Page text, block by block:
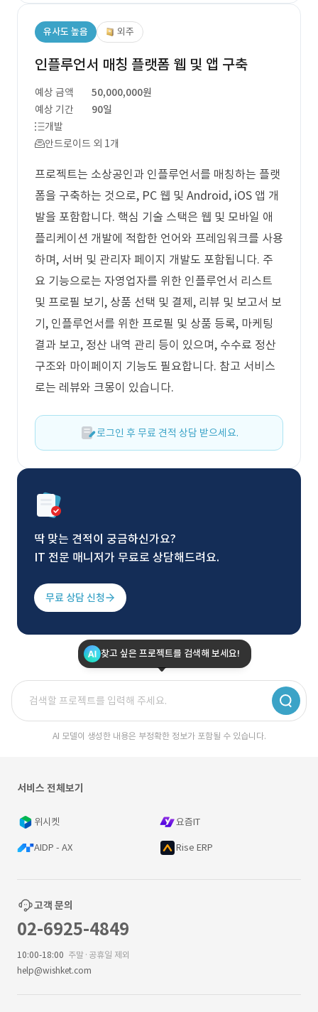
유사도 높음 외주
인플루언서 매칭 플랫폼 웹 및 앱 구축
예상 금액
50,000,000원
예상 기간
90일
개발
안드로이드 외 1개
프로젝트는 소상공인과 인플루언서를 매칭하는 플랫
폼을 구축하는 것으로, PC 웹 및 Android, iOS 앱 개
발을 포함합니다. 핵심 기술 스택은 웹 및 모바일 애
플리케이션 개발에 적합한 언어와 프레임워크를 사용
하며, 서버 및 관리자 페이지 개발도 포함됩니다. 주
요 기능으로는 자영업자를 위한 인플루언서 리스트
및 프로필 보기, 상품 선택 및 결제, 리뷰 및 보고서 보
기, 인플루언서를 위한 프로필 및 상품 등록, 마케팅
결과 보고, 정산 내역 관리 등이 있으며, 수수료 정산
구조와 마이페이지 기능도 필요합니다. 참고 서비스
로는 레뷰와 크몽이 있습니다.
로그인 후 무료 견적 상담 받으세요.
딱 맞는 견적이 궁금하신가요?
IT 전문 매니저가 무료로 상담해드려요.
무료 상담 신청
찾고 싶은 프로젝트를 검색해 보세요!
AI 모델이 생성한 내용은 부정확한 정보가 포함될 수 있습니다.
서비스 전체보기
위시켓 요즘IT
AIDP - AX Rise ERP
고객 문의
02-6925-4849
10:00-18:00 주말·공휴일 제외
help@wishket.com